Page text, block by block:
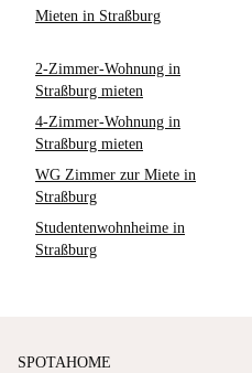
Mieten in Straßburg
2-Zimmer-Wohnung in
Straßburg mieten
4-Zimmer-Wohnung in
Straßburg mieten
WG Zimmer zur Miete in
Straßburg
Studentenwohnheime in
Straßburg
SPOTAHOME